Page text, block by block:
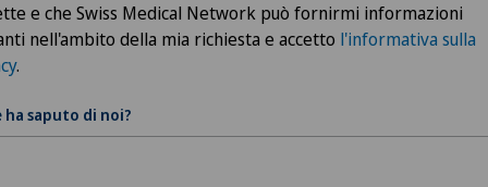
e che Swiss Medical Network può fornirmi informazioni
nell'ambito della mia richiesta e accetto l'informativa sulla
.
ha saputo di noi?